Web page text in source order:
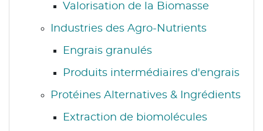
Valorisation de la Biomasse
Industries des Agro-Nutrients
Engrais granulés
Produits intermédiaires d'engrais
Protéines Alternatives & Ingrédients
Extraction de biomolécules